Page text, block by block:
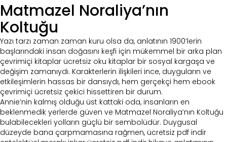
Matmazel Noraliya’nın
Koltuğu
Yazı tarzı zaman zaman kuru olsa da, anlatının 1900’lerin
başlarındaki insan doğasını keşfi için mükemmel bir arka plan
çevrimiçi kitaplar ücretsiz oku kitaplar bir sosyal kargaşa ve
değişim zamanıydı. Karakterlerin ilişkileri ince, duyguların ve
etkileşimlerin hassas bir dansıydı, hem gerçekçi hem ebook
çevrimiçi ücretsiz çekici hissettiren bir durum.
Annie’nin kalmış olduğu üst kattaki oda, insanların en
beklenmedik yerlerde güven ve Matmazel Noraliya’nın Koltuğu
bulabilecekleri yolların güçlü bir sembolüdür. Duygusal
düzeyde bana çarpmamasına rağmen, ücretsiz pdf indir